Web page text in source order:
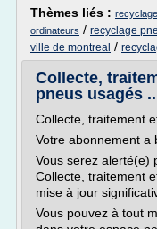
Thèmes liés :
ordinateurs / recyclage
ville de montreal /
Collecte,
pneus usagés
Collecte, traitement
Votre abonnement a
Vous serez alerté(e)
Collecte, traitement
mise à jour
Vous pouvez à tout